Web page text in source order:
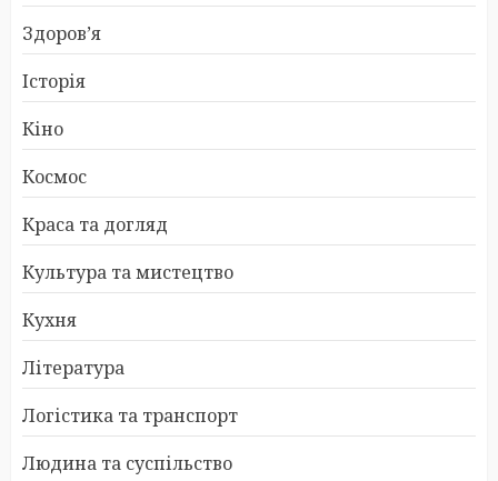
Здоров’я
Історія
Кіно
Космос
Краса та догляд
Культура та мистецтво
Кухня
Література
Логістика та транспорт
Людина та суспільство